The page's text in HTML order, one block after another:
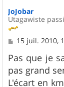
JoJobar
Utagawiste
M
s
s
a
g
15 juil. 2010,
Pas que je
pas grand
L'écart en